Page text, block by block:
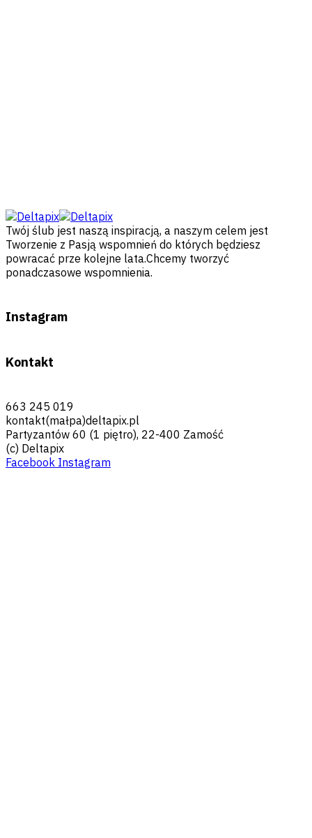
Twój ślub jest naszą inspiracją, a naszym celem jest
Tworzenie z Pasją wspomnień do których będziesz
powracać prze kolejne lata.Chcemy tworzyć
ponadczasowe wspomnienia.
Instagram
Kontakt
663 245 019
kontakt(małpa)deltapix.pl
Partyzantów 60 (1 piętro), 22-400 Zamość
(c) Deltapix
Facebook Instagram